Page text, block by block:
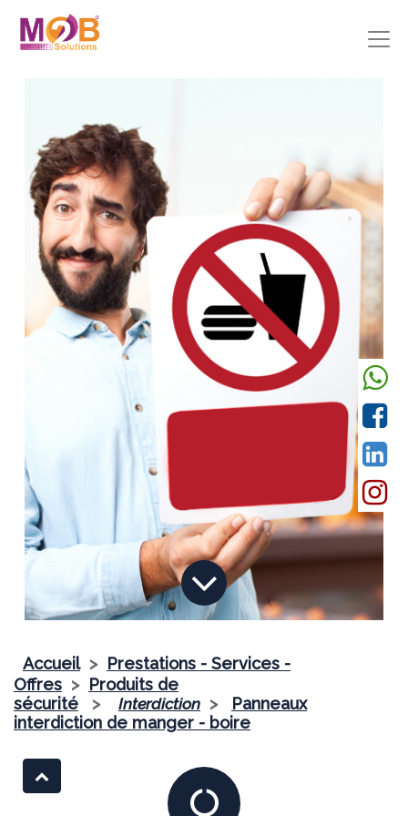
Suivant
Accueil > Prestations - Services -
Offres > Produits de
sécurité
> Interdiction >
Panneaux
interdiction de manger - boire